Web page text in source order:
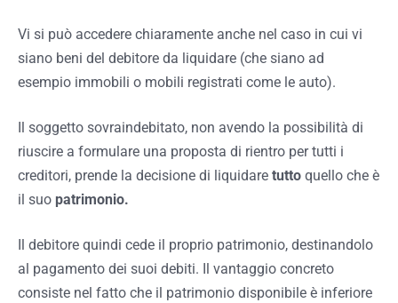
Vi si può accedere chiaramente anche nel caso in cui vi
siano beni del debitore da liquidare (che siano ad
esempio immobili o mobili registrati come le auto).
Il soggetto sovraindebitato, non avendo la possibilità di
riuscire a formulare una proposta di rientro per tutti i
creditori, prende la decisione di liquidare tutto quello che è
il suo patrimonio.
Il debitore quindi cede il proprio patrimonio, destinandolo
al pagamento dei suoi debiti. Il vantaggio concreto
consiste nel fatto che il patrimonio disponibile è inferiore